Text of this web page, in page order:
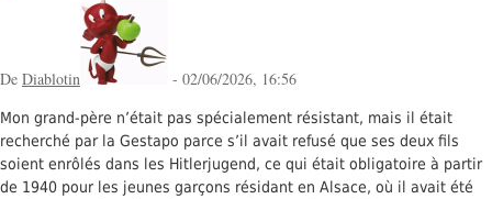
De Diablotin - 02/06/2026, 16:56
Mon grand-père n’était pas spécialement résistant, mais il était
recherché par la Gestapo parce s’il avait refusé que ses deux fils
soient enrôlés dans les Hitlerjugend, ce qui était obligatoire à partir
de 1940 pour les jeunes garçons résidant en Alsace, où il avait été